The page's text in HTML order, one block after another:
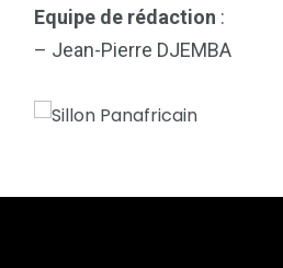
Equipe de rédaction :
– Jean-Pierre DJEMBA